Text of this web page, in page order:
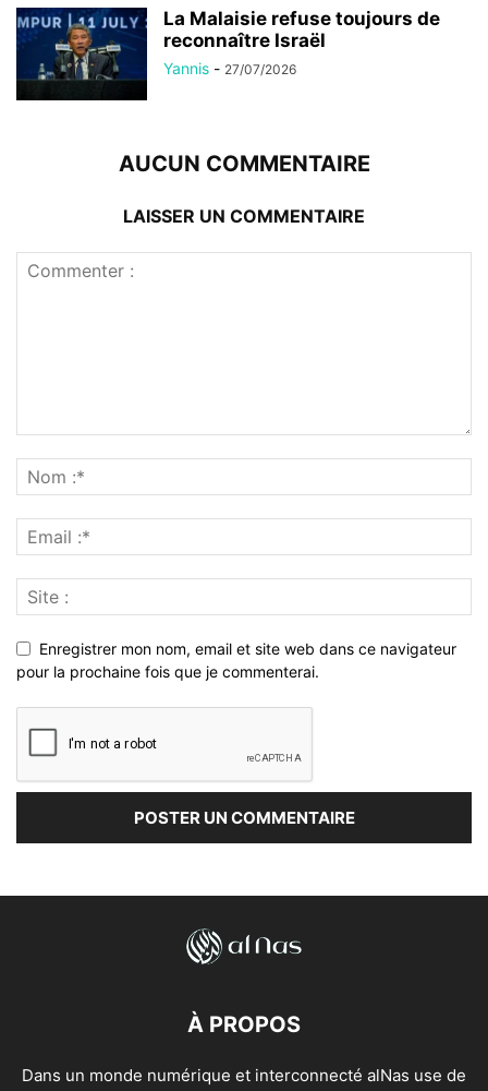
La Malaisie refuse toujours de
reconnaître Israël
Yannis - 27/07/2026
AUCUN COMMENTAIRE
LAISSER UN COMMENTAIRE
Enregistrer mon nom, email et site web dans ce navigateur
pour la prochaine fois que je commenterai.
À PROPOS
Dans un monde numérique et interconnecté alNas use de